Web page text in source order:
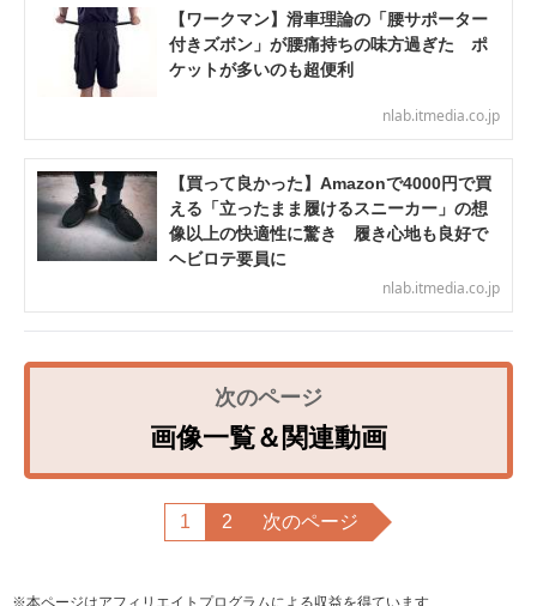
【ワークマン】滑車理論の「腰サポーター
付きズボン」が腰痛持ちの味方過ぎた ポ
ケットが多いのも超便利
nlab.itmedia.co.jp
【買って良かった】Amazonで4000円で買
える「立ったまま履けるスニーカー」の想
像以上の快適性に驚き 履き心地も良好で
ヘビロテ要員に
nlab.itmedia.co.jp
画像一覧＆関連動画
1 2 次のページ
※本ページはアフィリエイトプログラムによる収益を得ています